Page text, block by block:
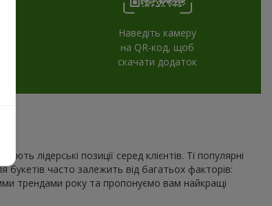
Наведіть камеру
на QR-код, щоб
скачати додаток
лідерські позиції серед клієнтів. Ті популярні
букетів часто залежить від багатьох факторів:
трендами року та пропонуємо вам найкращі